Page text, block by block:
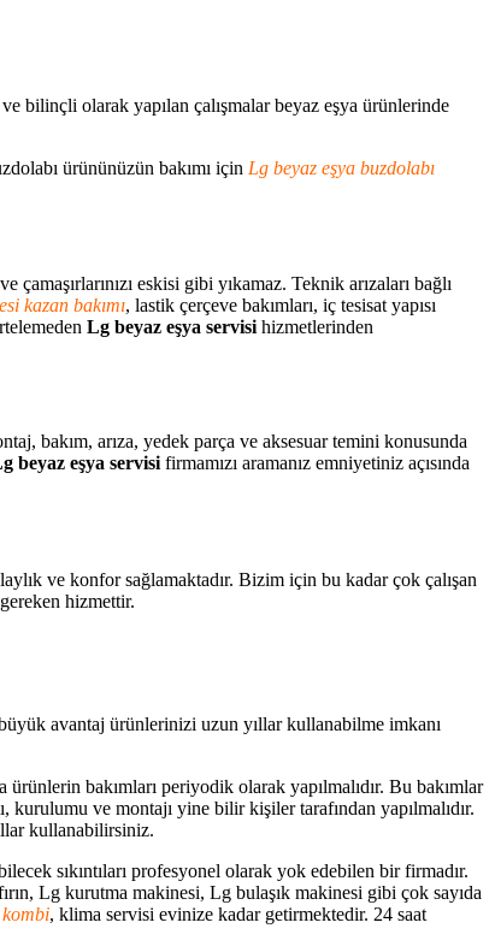
bilinçli olarak yapılan çalışmalar beyaz eşya ürünlerinde
ürününüzün bakımı için Lg beyaz eşya buzdolabı
eskisi gibi yıkamaz. Teknik arızaları bağlı
kazan bakımı, lastik çerçeve bakımları, iç tesisat yapısı
Lg beyaz eşya servisi hizmetlerinden
bakım, arıza, yedek parça ve aksesuar temini konusunda
beyaz eşya servisi firmamızı aramanız emniyetiniz açısında
ve konfor sağlamaktadır. Bizim için bu kadar çok çalışan
hizmettir.
avantaj ürünlerinizi uzun yıllar kullanabilme imkanı
bakımları periyodik olarak yapılmalıdır. Bu bakımlar
kurulumu ve montajı yine bilir kişiler tarafından yapılmalıdır.
kullanabilirsiniz.
sıkıntıları profesyonel olarak yok edebilen bir firmadır.
Lg kurutma makinesi, Lg bulaşık makinesi gibi çok sayıda
kombi, klima servisi evinize kadar getirmektedir. 24 saat